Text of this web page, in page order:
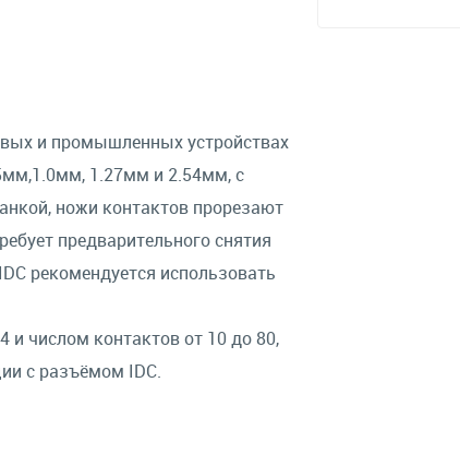
и промышленных устройствах
1.27мм и 2.54мм, с
ножи контактов прорезают
предварительного снятия
рекомендуется использовать
и числом контактов от 10 до 80,
с разъёмом IDC.